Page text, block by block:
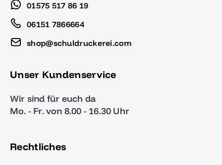
01575 517 86 19
06151 7866664
shop@schuldruckerei.com
Unser Kundenservice
Wir sind für euch da
Mo. - Fr. von 8.00 - 16.30 Uhr
Rechtliches